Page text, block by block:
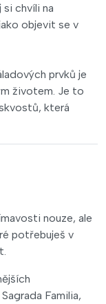
chvíli na
objevit se v
prvků je
životem. Je to
která
nouze, ale
potřebuješ v
Familia,